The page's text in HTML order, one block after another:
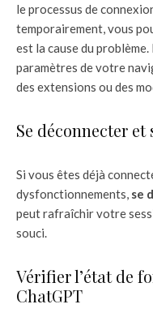
le processus de
temporairement, vous
est la cause du
paramètres de votre
des extensions ou des
Se déconnecter
Si vous êtes déjà
dysfonctionnements, se
peut rafraîchir votre
souci.
Vérifier l’état de
ChatGPT